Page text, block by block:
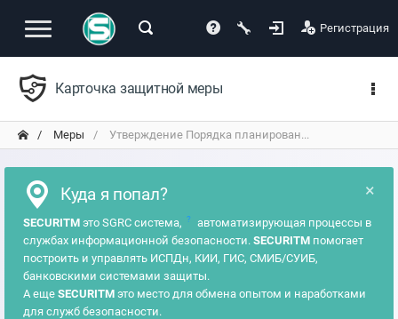
Регистрация
Карточка защитной меры
Меры Утверждение Порядка планирован...
×
Куда я попал?
SECURITM это SGRC система, ?
автоматизирующая процессы в
службах информационной безопасности. SECURITM помогает
построить и управлять ИСПДн, КИИ, ГИС, СМИБ/СУИБ,
банковскими системами защиты.
А еще SECURITM это место для обмена опытом и наработками
для служб безопасности.